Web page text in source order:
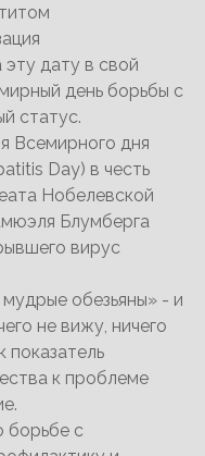
дату в свой
день борьбы с
статус.
Всемирного дня
Day) в честь
Нобелевской
Блумберга
вирус
обезьяны» - и
не вижу, ничего
показатель
к проблеме
борьбе с